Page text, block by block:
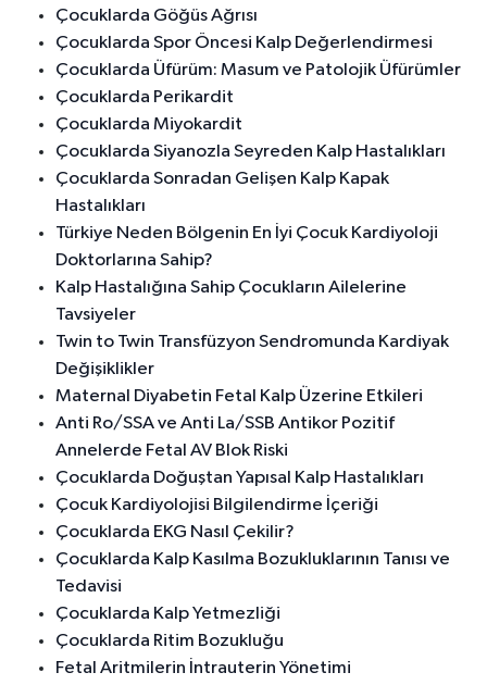
Çocuklarda Göğüs Ağrısı
Çocuklarda Spor Öncesi Kalp Değerlendirmesi
Çocuklarda Üfürüm: Masum ve Patolojik Üfürümler
Çocuklarda Perikardit
Çocuklarda Miyokardit
Çocuklarda Siyanozla Seyreden Kalp Hastalıkları
Çocuklarda Sonradan Gelişen Kalp Kapak
Hastalıkları
Türkiye Neden Bölgenin En İyi Çocuk Kardiyoloji
Doktorlarına Sahip?
Kalp Hastalığına Sahip Çocukların Ailelerine
Tavsiyeler
Twin to Twin Transfüzyon Sendromunda Kardiyak
Değişiklikler
Maternal Diyabetin Fetal Kalp Üzerine Etkileri
Anti Ro/SSA ve Anti La/SSB Antikor Pozitif
Annelerde Fetal AV Blok Riski
Çocuklarda Doğuştan Yapısal Kalp Hastalıkları
Çocuk Kardiyolojisi Bilgilendirme İçeriği
Çocuklarda EKG Nasıl Çekilir?
Çocuklarda Kalp Kasılma Bozukluklarının Tanısı ve
Tedavisi
Çocuklarda Kalp Yetmezliği
Çocuklarda Ritim Bozukluğu
Fetal Aritmilerin İntrauterin Yönetimi